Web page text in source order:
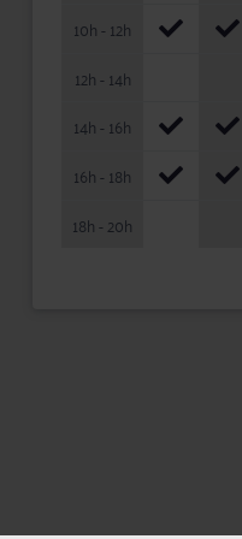
10h - 12h
12h - 14h
14h - 16h
16h - 18h
18h - 20h